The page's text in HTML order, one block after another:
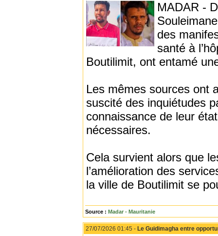
MADAR -
des
santé à
Boutilimit, ont entamé
Les mêmes sources ont
suscité des inquiétudes
connaissance de leur
nécessaires.
Cela survient alors que
l’amélioration des
la ville de Boutilimit se
Source : Madar - Mauritanie
27/07/2026 01:45 - Le Guidimagha entre